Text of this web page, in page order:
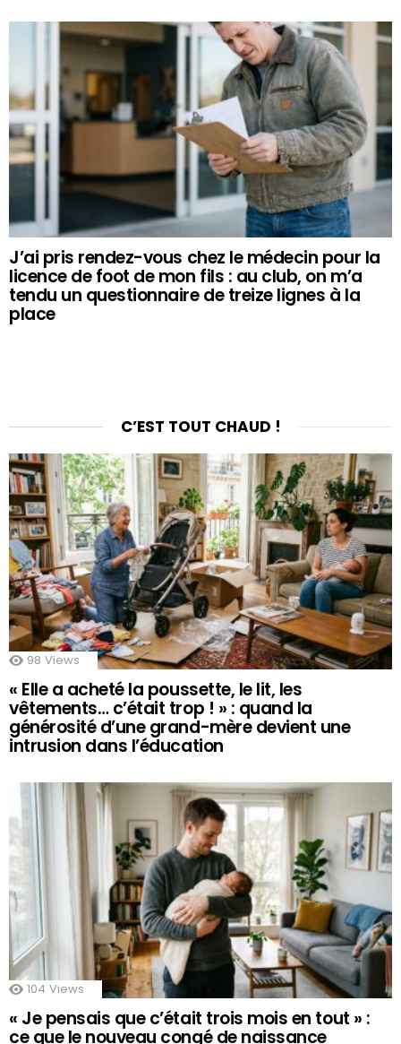
J’ai pris rendez-vous chez le médecin pour la
licence de foot de mon fils : au club, on m’a
tendu un questionnaire de treize lignes à la
place
C’EST TOUT CHAUD !
98 Views
« Elle a acheté la poussette, le lit, les
vêtements… c’était trop ! » : quand la
générosité d’une grand-mère devient une
intrusion dans l’éducation
104 Views
« Je pensais que c’était trois mois en tout » :
ce que le nouveau congé de naissance